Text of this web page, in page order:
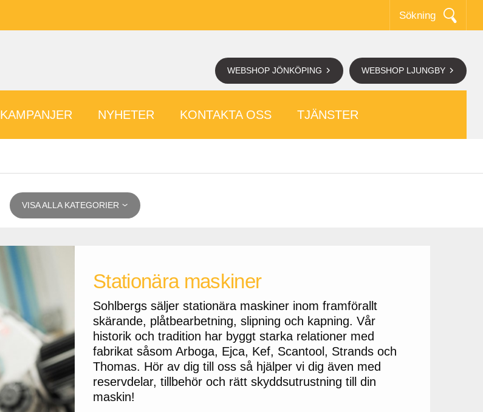
Sökning
WEBSHOP LJUNGBY
WEBSHOP JÖNKÖPING
KAMPANJER NYHETER KONTAKTA OSS TJÄNSTER
VISA ALLA KATEGORIER
Stationära maskiner
Sohlbergs säljer stationära maskiner inom framförallt
skärande, plåtbearbetning, slipning och kapning. Vår
historik och tradition har byggt starka relationer med
fabrikat såsom Arboga, Ejca, Kef, Scantool, Strands och
Thomas. Hör av dig till oss så hjälper vi dig även med
reservdelar, tillbehör och rätt skyddsutrustning till din
maskin!